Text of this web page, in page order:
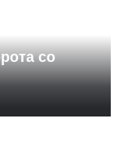
со